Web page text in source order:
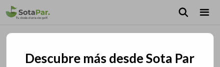
Saltar
Descubre más desde Sota Par